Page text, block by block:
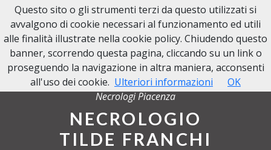
NECROLOGI PIACENZA
Necrologi Piacenza
NECROLOGIO
TILDE FRANCHI
Questo sito o gli strumenti terzi da questo utilizzati si
avvalgono di cookie necessari al funzionamento ed utili
alle finalità illustrate nella cookie policy. Chiudendo questo
banner, scorrendo questa pagina, cliccando su un link o
proseguendo la navigazione in altra maniera, acconsenti
all'uso dei cookie. Ulteriori informazioni OK